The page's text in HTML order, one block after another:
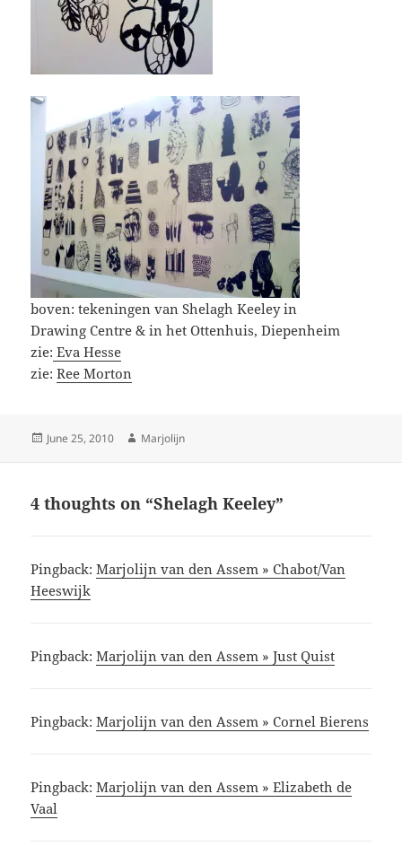
boven: tekeningen van Shelagh Keeley in
Drawing Centre & in het Ottenhuis, Diepenheim
zie: Eva Hesse
zie:Ree Morton
Posted
June 25, 2010 Author
Marjolijn
4 thoughts on “Shelagh Keeley”
Pingback:Marjolijn van den Assem » Chabot/Van
Heeswijk
Pingback:Marjolijn van den Assem » Just Quist
Pingback:Marjolijn van den Assem » Cornel Bierens
Pingback:Marjolijn van den Assem » Elizabeth de
Vaal